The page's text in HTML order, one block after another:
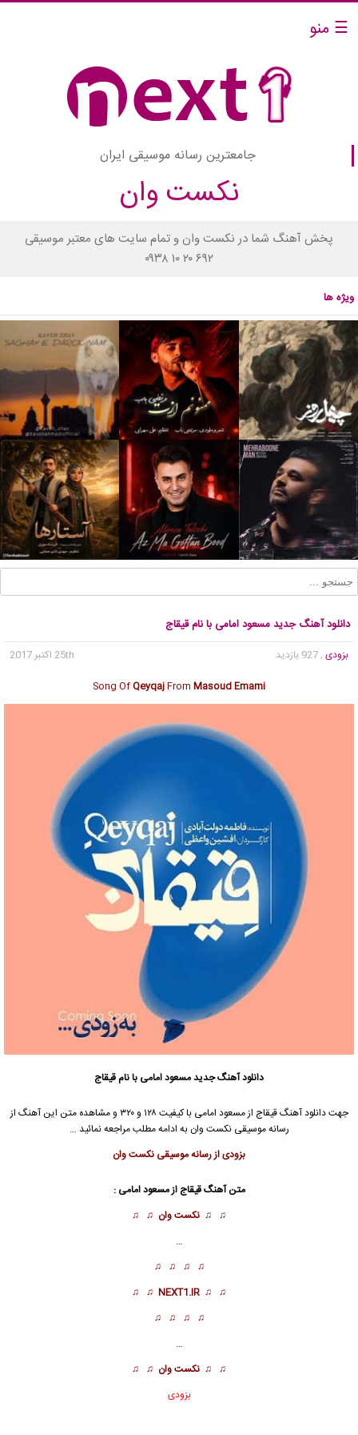
☰ منو
جامعترین رسانه موسیقی ایران
نکست وان
پخش آهنگ شما در نکست وان و تمام سایت های معتبر موسیقی
۰۹۳۸ ۱۰ ۲۰ ۶۹۲
ویژه ها
دانلود آهنگ جدید مسعود امامی با نام قیقاج
بزودی , 927 بازدید
25th اکتبر 2017
Song OfQeyqajFrom Masoud Emami
دانلود آهنگ جدیدمسعود امامی با نام قیقاج
جهت دانلود آهنگ قیقاج ازمسعود امامی
با کیفیت ۱۲۸ و ۳۲۰ و مشاهده متن این آهنگ از
رسانه موسیقی نکست وان به ادامه مطلب مراجعه نمائید …
بزودی از رسانه موسیقی نکست وان
متن آهنگ قیقاج ازمسعود امامی :
♫ ♫ نکست وان ♫ ♫
…
♫ ♫ ♫ ♫
♫ ♫
NEXT1.IR
♫ ♫
♫ ♫ ♫ ♫
…
♫ ♫ نکست وان ♫ ♫
بزودی